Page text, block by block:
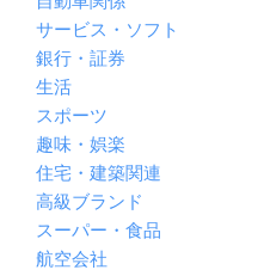
サービス・ソフト
銀行・証券
生活
スポーツ
趣味・娯楽
住宅・建築関連
高級ブランド
スーパー・食品
航空会社